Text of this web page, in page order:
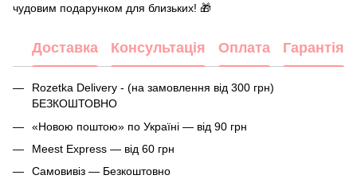
чудовим подарунком для близьких! 🎁
Доставка Консультація Оплата Гарантія
Rozetka Delivery - (на замовлення від 300 грн)
БЕЗКОШТОВНО
«Новою поштою» по Україні — від 90 грн
Meest Express — від 60 грн
Самовивіз — Безкоштовно